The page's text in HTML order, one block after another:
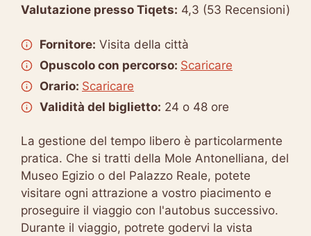
Valutazione presso Tiqets: 4,3 (53 Recensioni)
Fornitore: Visita della città
Opuscolo con percorso: Scaricare
Orario: Scaricare
Validità del biglietto: 24 o 48 ore
La gestione del tempo libero è particolarmente
pratica. Che si tratti della Mole Antonelliana, del
Museo Egizio o del Palazzo Reale, potete
visitare ogni attrazione a vostro piacimento e
proseguire il viaggio con l'autobus successivo.
Durante il viaggio, potrete godervi la vista